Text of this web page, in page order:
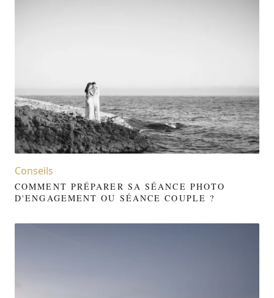
Conseils
COMMENT PRÉPARER SA SÉANCE PHOTO
D'ENGAGEMENT OU SÉANCE COUPLE ?